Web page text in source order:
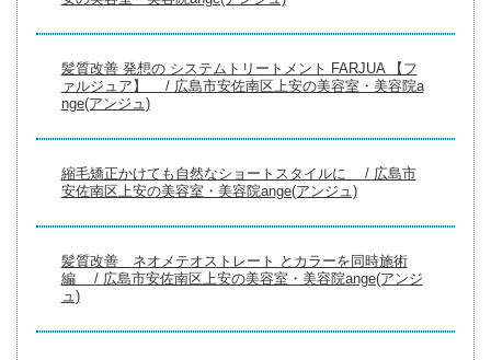
髪質改善 発想の システムトリートメント FARJUA 【フ
ァルジュア】 / 広島市安佐南区上安の美容室・美容院a
nge(アンジュ)
縮毛矯正かけても自然なショートスタイルに / 広島市
安佐南区上安の美容室・美容院ange(アンジュ)
髪質改善 ネオメテオストレート とカラーを同時施術
編 / 広島市安佐南区上安の美容室・美容院ange(アンジ
ュ)